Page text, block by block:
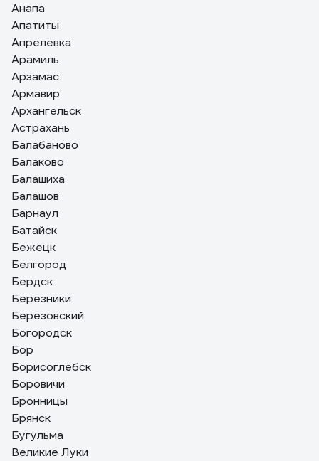
Анапа
Апатиты
Апрелевка
Арамиль
Арзамас
Армавир
Архангельск
Астрахань
Балабаново
Балаково
Балашиха
Балашов
Барнаул
Батайск
Бежецк
Белгород
Бердск
Березники
Березовский
Богородск
Бор
Борисоглебск
Боровичи
Бронницы
Брянск
Бугульма
Великие Луки